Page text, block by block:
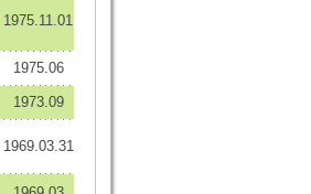
1975.11.01
1975.06
1973.09
1969.03.31